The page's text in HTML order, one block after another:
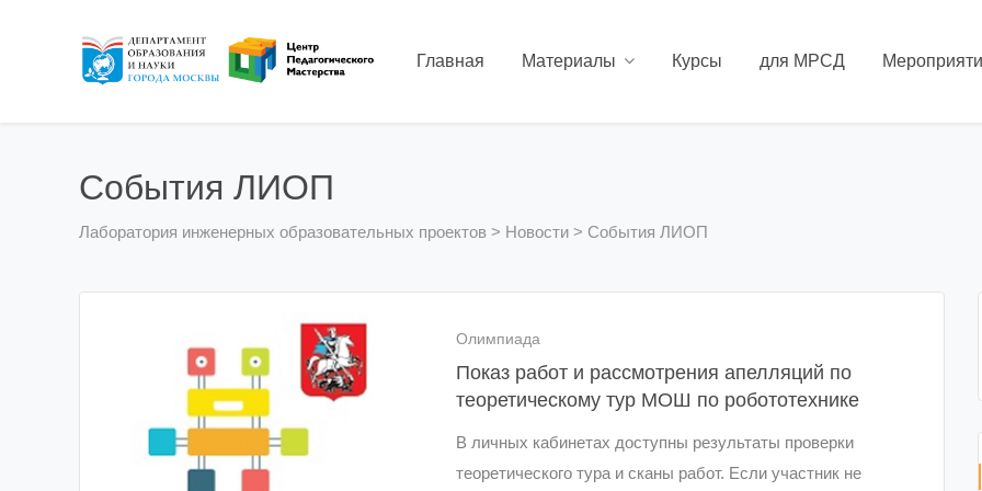
Главная Материалы Курсы для МРСД
События ЛИОП
Лаборатория инженерных образовательных проектов > Новости > События ЛИОП
Олимпиада
Показ работ и рассмотрения апелляций по
теоретическому тур МОШ по робототехнике
В личных кабинетах доступны результаты проверки
теоретического тура и сканы работ. Если участник не